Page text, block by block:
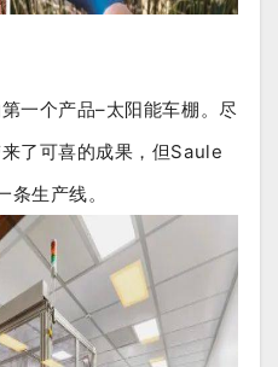
一个产品–太阳能车棚。尽
了可喜的成果，但Saule
生产线。